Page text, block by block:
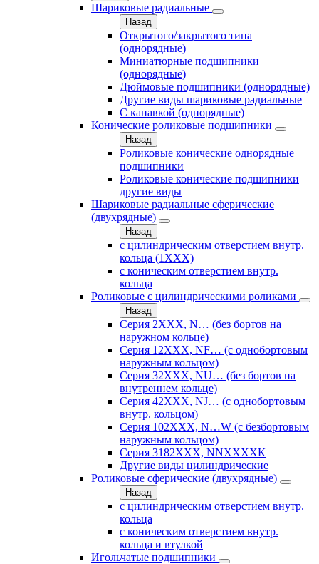
Шариковые радиальные
Назад
Открытого/закрытого типа
(однорядные)
Миниатюрные подшипники
(однорядные)
Дюймовые подшипники (однорядные)
Другие виды шариковые радиальные
С канавкой (однорядные)
Конические роликовые подшипники
Назад
Роликовые конические однорядные
подшипники
Роликовые конические подшипники
другие виды
Шариковые радиальные сферические
(двухрядные)
Назад
с цилиндрическим отверстием внутр.
кольца (1ХХХ)
с коническим отверстием внутр.
кольца
Роликовые с цилиндрическими роликами
Назад
Серия 2ХХХ, N… (без бортов на
наружном кольце)
Серия 12ХХХ, NF… (с однобортовым
наружным кольцом)
Серия 32ХХХ, NU… (без бортов на
внутреннем кольце)
Серия 42ХХХ, NJ… (с однобортовым
внутр. кольцом)
Серия 102ХХХ, N…W (с безбортовым
наружным кольцом)
Серия 3182ХХХ, NNХХХХК
Другие виды цилиндрические
Роликовые сферические (двухрядные)
Назад
с цилиндрическим отверстием внутр.
кольца
с коническим отверстием внутр.
кольца и втулкой
Игольчатые подшипники